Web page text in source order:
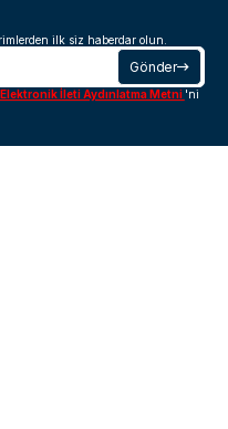
ilk siz haberdar olun.
Gönder
İleti Aydınlatma Metni 'ni